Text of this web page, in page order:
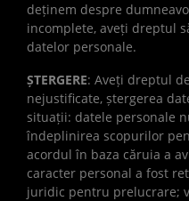
deținem despre
incomplete, aveți dreptul
datelor personale.
ȘTERGERE: Aveți dreptul
nejustificate, ștergerea
situații: datele personale
îndeplinirea scopurilor
acordul în baza căruia a
caracter personal a fost
juridic pentru prelucrare;